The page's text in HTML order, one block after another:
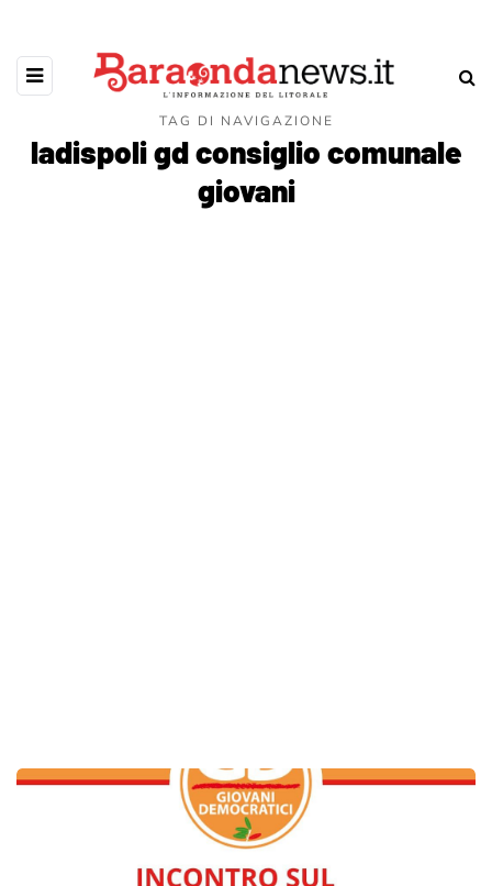
TAG DI NAVIGAZIONE
ladispoli gd consiglio comunale
giovani